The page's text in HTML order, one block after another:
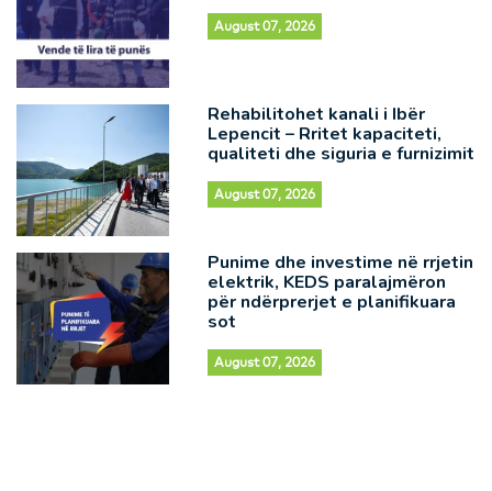
August 07, 2026
Rehabilitohet kanali i Ibër
Lepencit – Rritet kapaciteti,
qualiteti dhe siguria e furnizimit
August 07, 2026
Punime dhe investime në rrjetin
elektrik, KEDS paralajmëron
për ndërprerjet e planifikuara
sot
August 07, 2026